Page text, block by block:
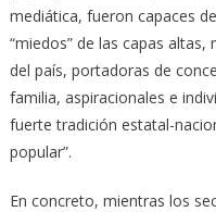
mediática, fueron capaces
“miedos” de las capas
del país, portadoras de
familia, aspiracionales e
fuerte tradición estatal-
popular”.
En concreto, mientras los